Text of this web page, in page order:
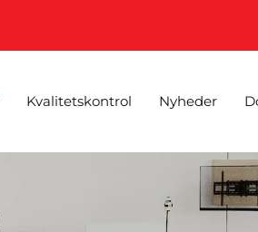
Kvalitetskontrol Nyheder